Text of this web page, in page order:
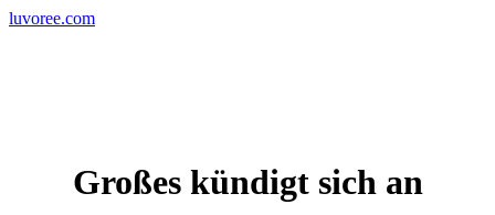
Skip
luvoree.com
Großes kündigt sich an